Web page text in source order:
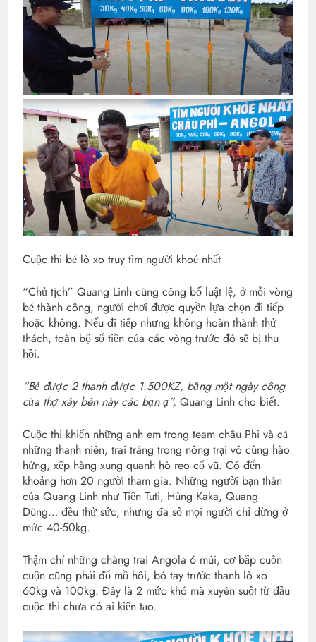
Cuộc thi bẻ lò xo truy tìm người khoẻ nhất
“Chủ tịch” Quang Linh cũng công bố luật lệ, ở mỗi vòng
bẻ thành công, người chơi được quyền lựa chọn đi tiếp
hoặc không. Nếu đi tiếp nhưng không hoàn thành thử
thách, toàn bộ số tiền của các vòng trước đó sẽ bị thu
hồi.
“Bẻ được 2 thanh được 1.500KZ, bằng một ngày công
của thợ xây bên này các bạn ạ”, Quang Linh cho biết.
Cuộc thi khiến những anh em trong team châu Phi và cả
những thanh niên, trai tráng trong nông trại vô cùng hào
hứng, xếp hàng xung quanh hò reo cổ vũ. Có đến
khoảng hơn 20 người tham gia. Những người bạn thân
của Quang Linh như Tiến Tuti, Hùng Kaka, Quang
Dũng… đều thử sức, nhưng đa số mọi người chỉ dừng ở
mức 40-50kg.
Thậm chí những chàng trai Angola 6 múi, cơ bắp cuồn
cuộn cũng phải đổ mồ hôi, bó tay trước thanh lò xo
60kg và 100kg. Đây là 2 mức khó mà xuyên suốt từ đầu
cuộc thi chưa có ai kiến tạo.